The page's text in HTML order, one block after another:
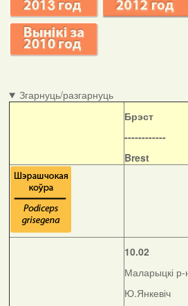
Згарнуць/разгарнуць
Брэст
------------
Brest
10.02
Маларыцкі р-
Ю.Янкевіч